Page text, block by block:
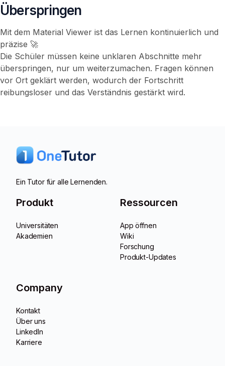
Überspringen
Mit dem Material Viewer ist das Lernen kontinuierlich und
präzise 🚀
Die Schüler müssen keine unklaren Abschnitte mehr
überspringen, nur um weiterzumachen. Fragen können
vor Ort geklärt werden, wodurch der Fortschritt
reibungsloser und das Verständnis gestärkt wird.
Ein Tutor für alle Lernenden.
Produkt
Universitäten
Akademien
Ressourcen
App öffnen
Wiki
Forschung
Produkt-Updates
Company
Kontakt
Über uns
LinkedIn
Karriere